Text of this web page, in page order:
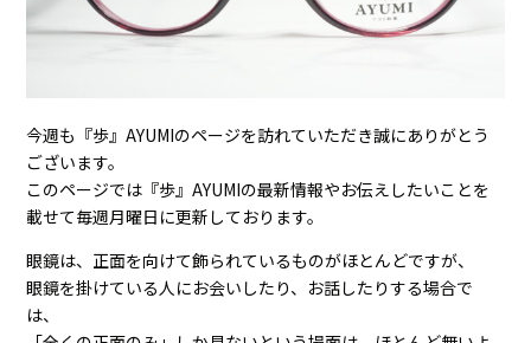
今週も『歩』AYUMIのページを訪れていただき誠にありがとう
ございます。
このページでは『歩』AYUMIの最新情報やお伝えしたいことを
載せて毎週月曜日に更新しております。
眼鏡は、正面を向けて飾られているものがほとんどですが、
眼鏡を掛けている人にお会いしたり、お話したりする場合で
は、